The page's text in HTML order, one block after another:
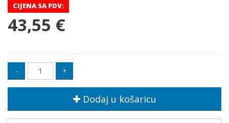
CIJENA SA PDV:
43,55 €
Dodaj u košaricu